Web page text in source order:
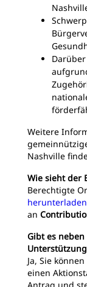
Weitere
Nashville
Wie sieht der
Berechtigte
herunterladen
an
Gibt es
Ja, Sie
einen